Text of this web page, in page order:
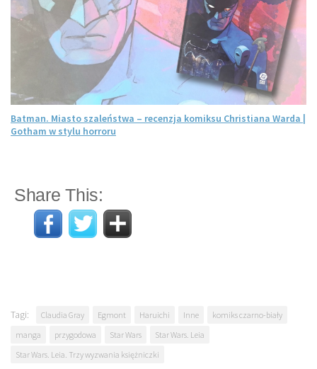
Batman. Miasto szaleństwa – recenzja komiksu Christiana Warda |
Gotham w stylu horroru
Share This:
Tagi: Claudia Gray Egmont Haruichi Inne
komiks czarno-biały
manga
przygodowa Star Wars
Star Wars. Leia
Star Wars. Leia. Trzy wyzwania księżniczki